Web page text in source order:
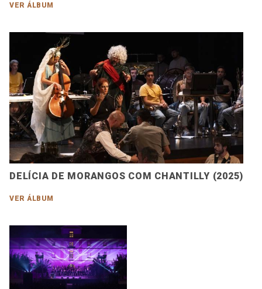
VER ÁLBUM
DELÍCIA DE MORANGOS COM CHANTILLY (2025)
VER ÁLBUM